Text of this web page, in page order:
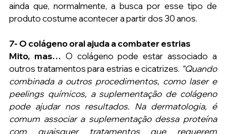
ainda que, normalmente, a busca por esse tipo de
produto costume acontecer a partir dos 30 anos.
7- O colágeno oral ajuda a combater estrias
Mito, mas… O colágeno pode estar associado a
outros tratamentos para estrias e cicatrizes. “Quando
combinada a outros procedimentos, como laser e
peelings químicos, a suplementação de colágeno
pode ajudar nos resultados. Na dermatologia, é
comum associar a suplementação dessa proteína
com quaisquer tratamentos que requerem